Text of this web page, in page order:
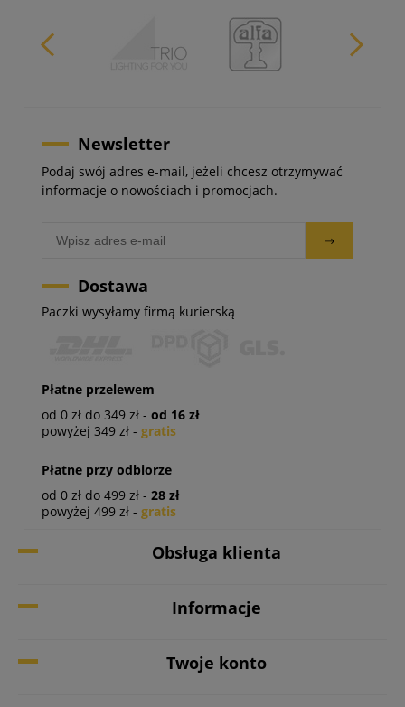
Newsletter
Podaj swój adres e-mail, jeżeli chcesz otrzymywać
informacje o nowościach i promocjach.
Dostawa
Paczki wysyłamy firmą kurierską
Płatne przelewem
od 0 zł do 349 zł - od 16 zł
powyżej 349 zł - gratis
Płatne przy odbiorze
od 0 zł do 499 zł - 28 zł
powyżej 499 zł - gratis
Obsługa klienta
Informacje
Twoje konto